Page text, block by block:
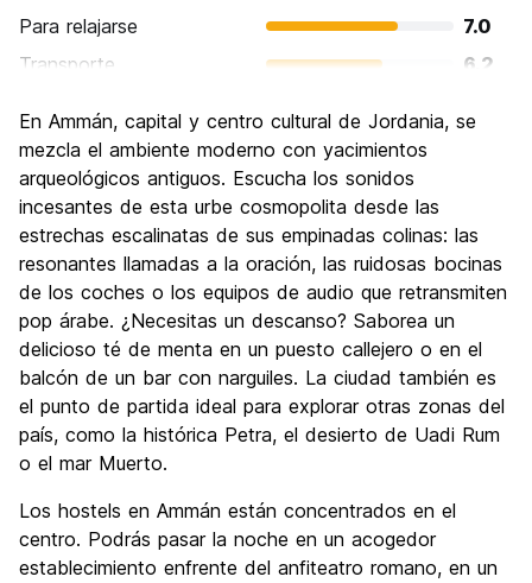
Para relajarse
7.0
Transporte
6.2
Cultura
Fiesta
Calidad Precio
En Ammán, capital y centro cultural de Jordania, se
mezcla el ambiente moderno con yacimientos
arqueológicos antiguos. Escucha los sonidos
incesantes de esta urbe cosmopolita desde las
estrechas escalinatas de sus empinadas colinas: las
resonantes llamadas a la oración, las ruidosas bocinas
de los coches o los equipos de audio que retransmiten
pop árabe. ¿Necesitas un descanso? Saborea un
delicioso té de menta en un puesto callejero o en el
balcón de un bar con narguiles. La ciudad también es
el punto de partida ideal para explorar otras zonas del
país, como la histórica Petra, el desierto de Uadi Rum
o el mar Muerto.
Los hostels en Ammán están concentrados en el
centro. Podrás pasar la noche en un acogedor
establecimiento enfrente del anfiteatro romano, en un